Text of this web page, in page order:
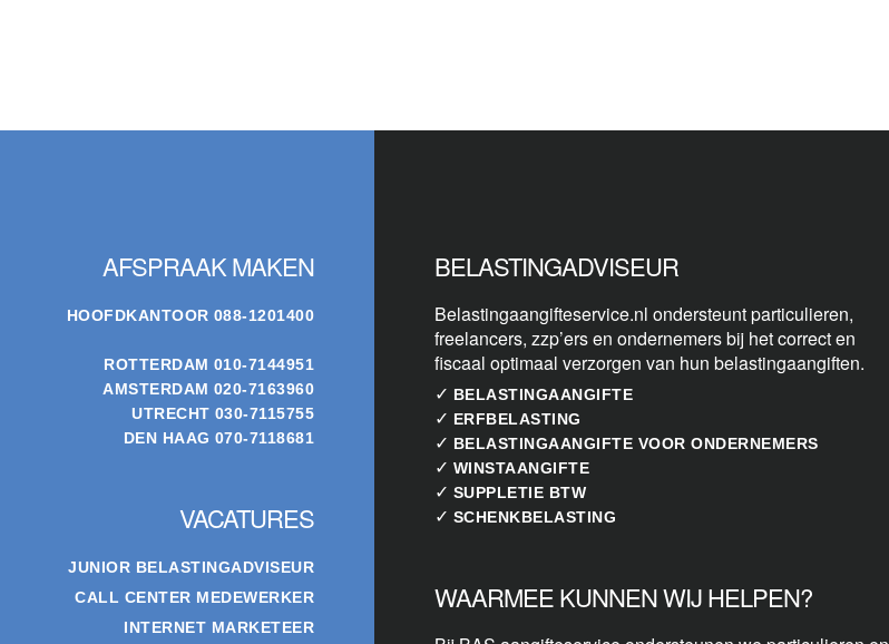
AFSPRAAK MAKEN
HOOFDKANTOOR 088-1201400
ROTTERDAM 010-7144951
AMSTERDAM 020-7163960
UTRECHT 030-7115755
DEN HAAG 070-7118681
VACATURES
JUNIOR BELASTINGADVISEUR
CALL CENTER MEDEWERKER
INTERNET MARKETEER
BELASTINGADVISEUR
Belastingaangifteservice.nl ondersteunt particulieren,
freelancers, zzp’ers en ondernemers bij het correct en
fiscaal optimaal verzorgen van hun belastingaangiften.
✓ BELASTINGAANGIFTE
✓ ERFBELASTING
✓ BELASTINGAANGIFTE VOOR ONDERNEMERS
✓ WINSTAANGIFTE
✓ SUPPLETIE BTW
✓ SCHENKBELASTING
WAARMEE KUNNEN WIJ HELPEN?